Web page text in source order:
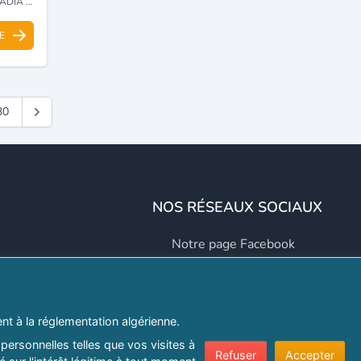
NOS RÉSEAUX SOCIAUX
Notre page Facebook
Notre page Twitter
à la réglementation algérienne.
telles que vos visites à
Refuser Accepter